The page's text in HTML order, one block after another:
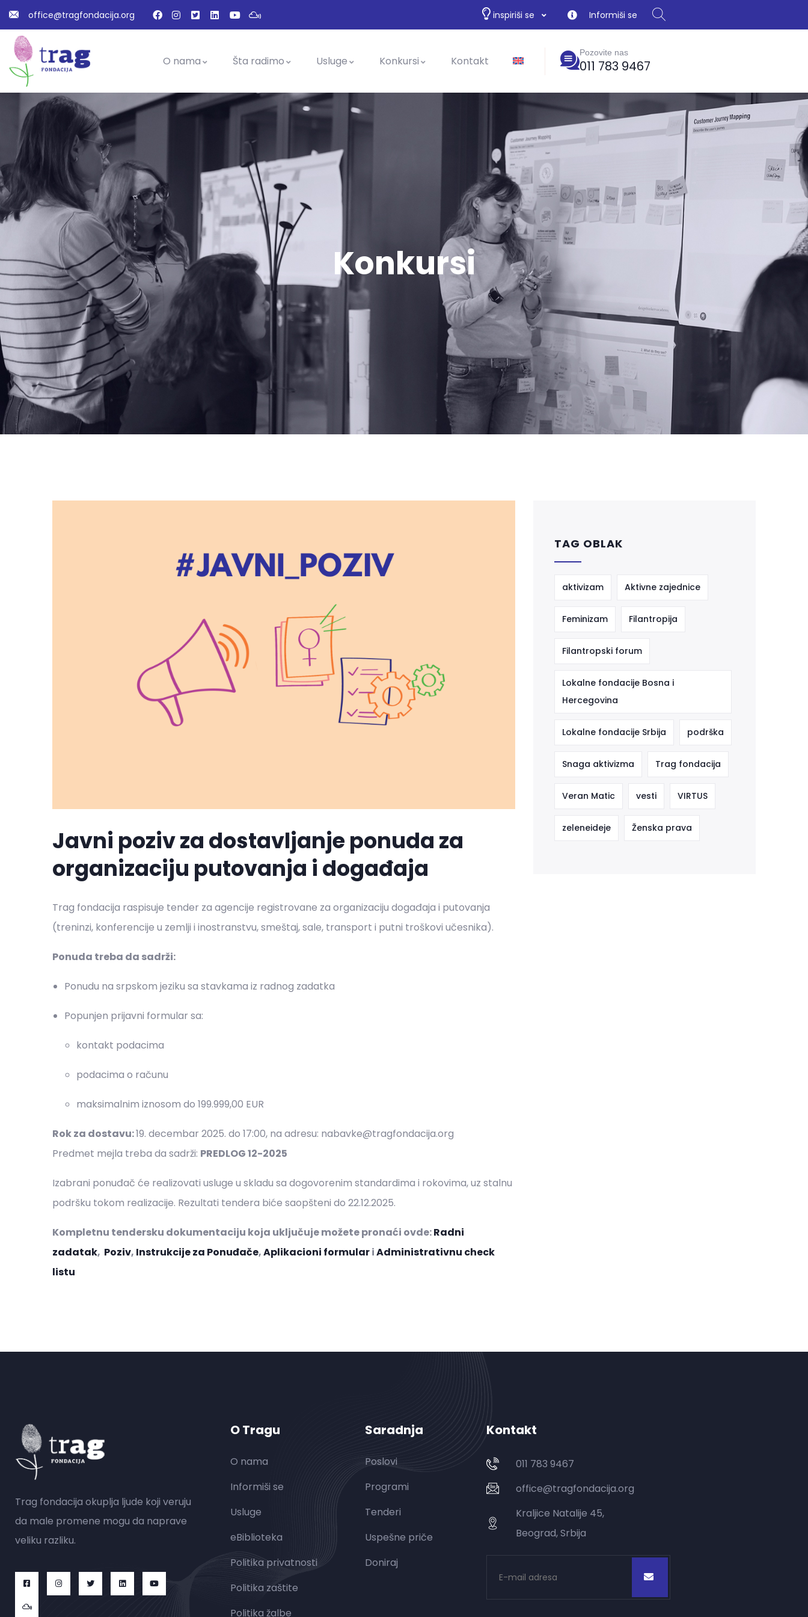
office@tragfondacija.org Informiši se
inspiriši se
O nama Šta radimo Usluge Konkursi Kontakt
Pozovite nas
011 783 9467
Konkursi
Javni poziv za dostavljanje ponuda za
organizaciju putovanja i događaja
Trag fondacija raspisuje tender za agencije registrovane za organizaciju događaja i putovanja
(treninzi, konferencije u zemlji i inostranstvu, smeštaj, sale, transport i putni troškovi učesnika).
Ponuda treba da sadrži:
Ponudu na srpskom jeziku sa stavkama iz radnog zadatka
Popunjen prijavni formular sa:
kontakt podacima
podacima o računu
maksimalnim iznosom do 199.999,00 EUR
Rok za dostavu:19. decembar 2025. do 17:00, na adresu: nabavke@tragfondacija.org
Predmet mejla treba da sadrži: PREDLOG 12-2025
Izabrani ponuđač će realizovati usluge u skladu sa dogovorenim standardima i rokovima, uz stalnu
podršku tokom realizacije. Rezultati tendera biće saopšteni do 22.12.2025.
Kompletnu tendersku dokumentaciju koja uključuje možete pronaći ovde:Radni
zadatak, Poziv, Instrukcije za Ponuđače,Aplikacioni formulariAdministrativnu check
listu
TAG OBLAK
aktivizam Aktivne zajednice
Feminizam Filantropija
Filantropski forum
Lokalne fondacije Bosna i
Hercegovina
Lokalne fondacije Srbija podrška
Snaga aktivizma Trag fondacija
Veran Matic vesti VIRTUS
zeleneideje Ženska prava
Trag fondacija okuplja ljude koji veruju
da male promene mogu da naprave
veliku razliku.
O Tragu
O nama
Informiši se
Usluge
eBiblioteka
Politika privatnosti
Politika zaštite
Politika žalbe
Saradnja
Poslovi
Programi
Tenderi
Uspešne priče
Doniraj
Kontakt
011 783 9467
office@tragfondacija.org
Kraljice Natalije 45,
Beograd, Srbija